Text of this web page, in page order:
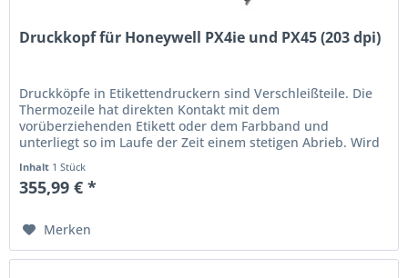
Druckkopf für Honeywell PX4ie und PX45 (203 dpi)
Druckköpfe in Etikettendruckern sind Verschleißteile. Die
Thermo­zeile hat direkten Kontakt mit dem
vorüberziehenden Etikett oder dem Farbband und
unterliegt so im Laufe der Zeit einem stetigen Abrieb. Wird
Inhalt 1 Stück
355,99 € *
Merken